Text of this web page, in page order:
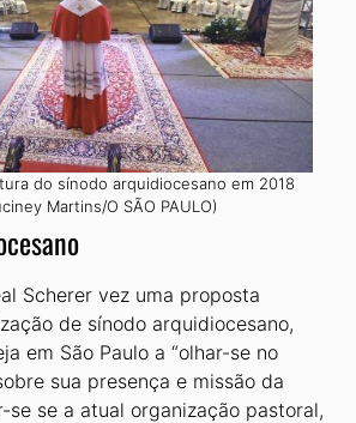
do sínodo arquidiocesano em 2018
Martins/O SÃO PAULO)
Scherer vez uma proposta
de sínodo arquidiocesano,
em São Paulo a “olhar-se no
sua presença e missão da
se se a atual organização pastoral,